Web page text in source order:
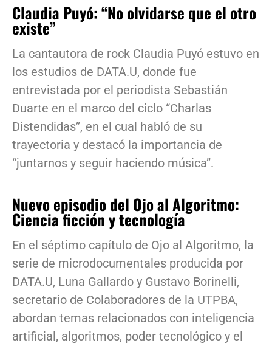
Claudia Puyó: “No olvidarse que el otro
existe”
La cantautora de rock Claudia Puyó estuvo en
los estudios de DATA.U, donde fue
entrevistada por el periodista Sebastián
Duarte en el marco del ciclo “Charlas
Distendidas”, en el cual habló de su
trayectoria y destacó la importancia de
“juntarnos y seguir haciendo música”.
Nuevo episodio del Ojo al Algoritmo:
Ciencia ficción y tecnología
En el séptimo capítulo de Ojo al Algoritmo, la
serie de microdocumentales producida por
DATA.U, Luna Gallardo y Gustavo Borinelli,
secretario de Colaboradores de la UTPBA,
abordan temas relacionados con inteligencia
artificial, algoritmos, poder tecnológico y el